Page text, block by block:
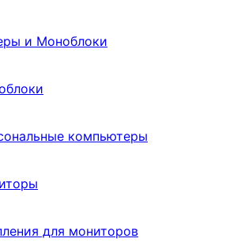
и Моноблоки
компьютеры
для мониторов